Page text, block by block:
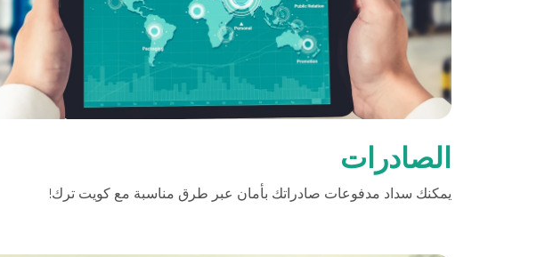
بطاقة صاغلام
تمويل السيارة
تمويل الإسكان
صناديق الاستثمار
الصادرات
يمكنك سداد مدفوعات صادراتك بأمان عبر طرق مناسبة مع كويت ترك!